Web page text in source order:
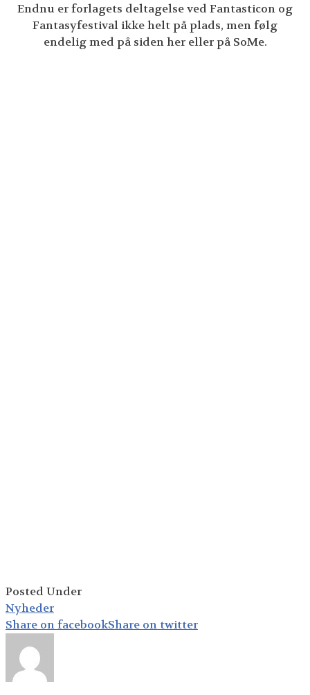
Endnu er forlagets deltagelse ved Fantasticon og
Fantasyfestival ikke helt på plads, men følg
endelig med på siden her eller på SoMe.
Posted Under
Nyheder
Share on facebookShare on twitter